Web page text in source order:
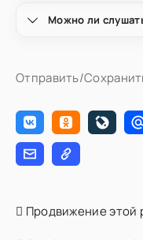
Можно ли
Отправить/
Продвижение этой